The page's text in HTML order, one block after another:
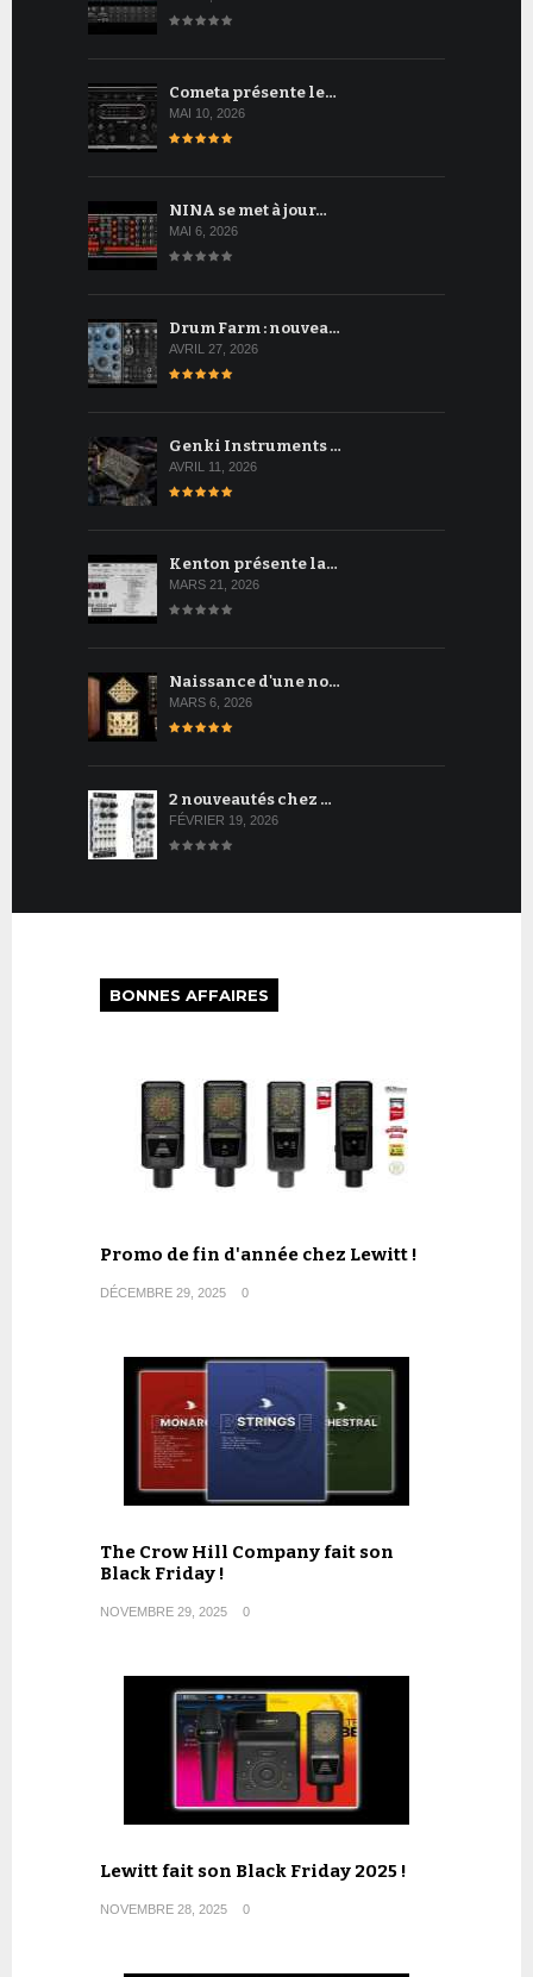
Cometa présente le…
MAI 10, 2026
NINA se met à jour…
MAI 6, 2026
Drum Farm : nouvea…
AVRIL 27, 2026
Genki Instruments …
AVRIL 11, 2026
Kenton présente la…
MARS 21, 2026
Naissance d'une no…
MARS 6, 2026
2 nouveautés chez …
FÉVRIER 19, 2026
BONNES AFFAIRES
Promo de fin d'année chez Lewitt !
DÉCEMBRE 29, 2025 0
The Crow Hill Company fait son
Black Friday !
NOVEMBRE 29, 2025 0
Lewitt fait son Black Friday 2025 !
NOVEMBRE 28, 2025 0